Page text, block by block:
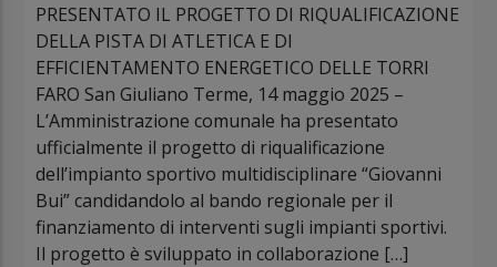
PRESENTATO IL PROGETTO DI RIQUALIFICAZIONE
DELLA PISTA DI ATLETICA E DI
EFFICIENTAMENTO ENERGETICO DELLE TORRI
FARO San Giuliano Terme, 14 maggio 2025 –
L’Amministrazione comunale ha presentato
ufficialmente il progetto di riqualificazione
dell’impianto sportivo multidisciplinare “Giovanni
Bui” candidandolo al bando regionale per il
finanziamento di interventi sugli impianti sportivi.
Il progetto è sviluppato in collaborazione […]